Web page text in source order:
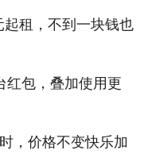
起租，不到一块钱也
红包，叠加使用更
，价格不变快乐加